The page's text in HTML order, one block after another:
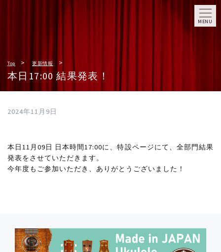
MENU
Top 更新情報
本日17:00 結果発表！
2024年11月9日
本日11月09日 日本時間17:00に、特設ページにて、全部門結果
発表をさせていただきます。
今年度もご参加いただき、ありがとうございました！